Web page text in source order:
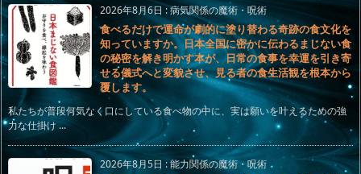
2026年8月6日 :病気関係の魔術・呪術
食べるだけで運命が劇的に塗り替わる奇跡の食文化を
知っていますか。日本全国に密かに伝わるまじない食
の秘密を解き明かす本が、日常の食事を幸運を引き寄
せる儀式へと変貌させ、見る者の食生活観を根本から
覆します。
私たちが普段何気なく口にしている食べ物の中に、実は願いを叶えるための強
力な仕掛け ...
2026年8月5日 :能力関係の魔術・呪術